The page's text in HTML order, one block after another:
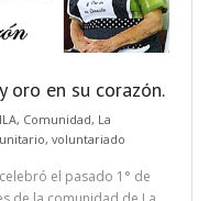
oro en su corazón.
, Comunidad, La
, voluntariado
el pasado 1° de